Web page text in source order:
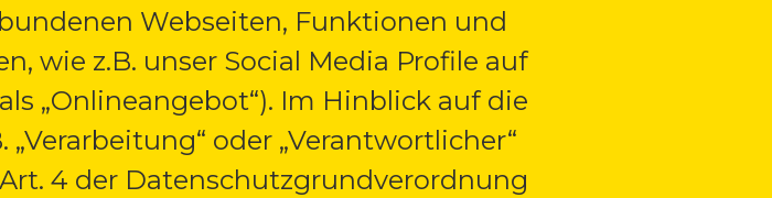
Webseiten, Funktionen und
wie z.B. unser Social Media Profile auf
„Onlineangebot“). Im Hinblick auf die
oder „Verantwortlicher“
4 der Datenschutzgrundverordnung